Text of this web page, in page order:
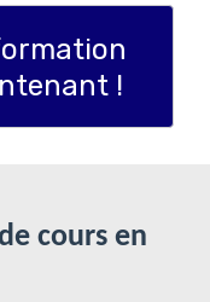
!
cours en